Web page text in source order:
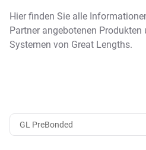
Hier finden Sie alle
Partner angebotenen
Systemen von Great Lengths.
GL PreBonded